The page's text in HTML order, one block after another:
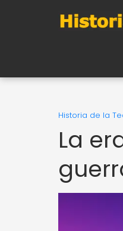
Historia de la
La